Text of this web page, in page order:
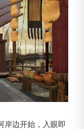
边开始，入眼即